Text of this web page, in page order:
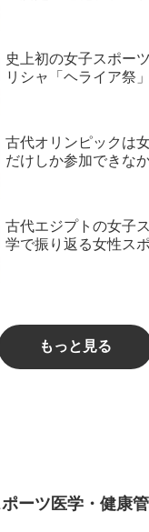
史上初の女子スポー
リシャ「ヘライア祭」
古代オリンピックは
だけしか参加できな
古代エジプトの女子
学で振り返る女性ス
もっと見る
ーツ医学・健康